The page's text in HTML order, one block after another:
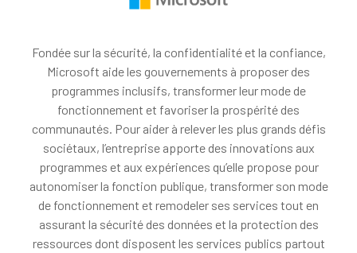
Fondée sur la sécurité, la confidentialité et la confiance,
Microsoft aide les gouvernements à proposer des
programmes inclusifs, transformer leur mode de
fonctionnement et favoriser la prospérité des
communautés. Pour aider à relever les plus grands défis
sociétaux, l’entreprise apporte des innovations aux
programmes et aux expériences qu’elle propose pour
autonomiser la fonction publique, transformer son mode
de fonctionnement et remodeler ses services tout en
assurant la sécurité des données et la protection des
ressources dont disposent les services publics partout